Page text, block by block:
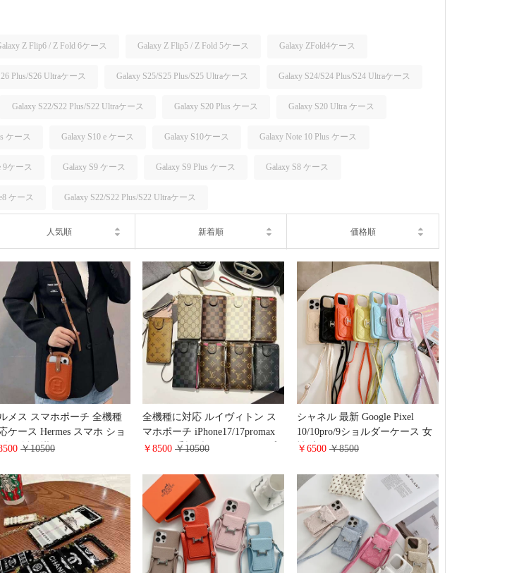
Z Flip6 / Z Fold 6ケース Galaxy Z Flip5 / Z Fold 5ケース Galaxy ZFold4ケース
Plus/S26 Ultraケース Galaxy S25/S25 Plus/S25 Ultraケース Galaxy S24/S24 Plus/S24 Ultraケース
Galaxy S22/S22 Plus/S22 Ultraケース Galaxy S20 Plus ケース Galaxy S20 Ultra ケース
ケース Galaxy S10 e ケース Galaxy S10ケース Galaxy Note 10 Plus ケース
9ケース Galaxy S9 ケース Galaxy S9 Plus ケース Galaxy S8 ケース
ケース Galaxy S22/S22 Plus/S22 Ultraケース
人気順 新着順 価格順
メス スマホポーチ 全機種
ケース Hermes スマホ ショ
ー 斜め掛け ポーチ カード
帯入れ ポシェッ ミニ バッ
レザー レディース オレンジ
￥10500
全機種に対応 ルイヴィトン ス
マホポーチ iPhone17/17promax
ケース 手帳型 スライドタイプ
ドケース ストラップ付き 落下
防止 Google Pixel 10/10proケー
ス 財布一体 ブランド ビジネス
風
￥8500 ￥10500
シャネル 最新 Google Pixel
10/10pro/9ショルダーケース 女
性 大人気 chanel
ショルダー ストラップ付き カ
ード収納 マトラッセ レザー
Galaxy S26/S26PLUSケース ハイ
ブランド 全機種対応スマホケー
￥6500 ￥8500